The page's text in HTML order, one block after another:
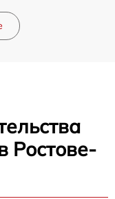
Ростове-